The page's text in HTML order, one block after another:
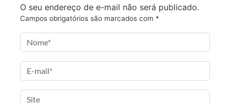
o
k
r
r
a
m
l
O seu endereço de e-mail não será publicado.
Campos obrigatórios são marcados com *